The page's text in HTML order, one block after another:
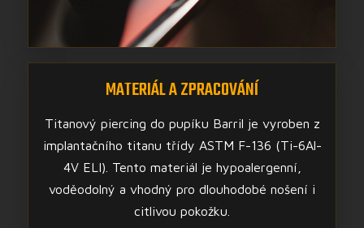
MATERIÁL A ZPRACOVÁNÍ
Titanový piercing do pupíku Barril je vyroben z
implantačního titanu třídy ASTM F-136 (Ti-6Al-
4V ELI). Tento materiál je hypoalergenní,
voděodolný a vhodný pro dlouhodobé nošení i
citlivou pokožku.